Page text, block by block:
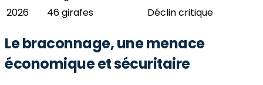
2026
46 girafes Déclin critique
Le braconnage, une menace
économique et sécuritaire